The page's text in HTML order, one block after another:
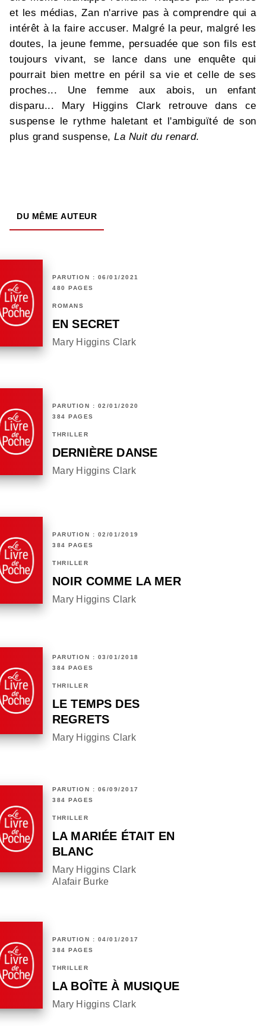
et les médias, Zan n'arrive pas à comprendre qui a
intérêt à la faire accuser. Malgré la peur, malgré les
doutes, la jeune femme, persuadée que son fils est
toujours vivant, se lance dans une enquête qui
pourrait bien mettre en péril sa vie et celle de ses
proches... Une femme aux abois, un enfant
disparu... Mary Higgins Clark retrouve dans ce
suspense le rythme haletant et l'ambiguïté de son
plus grand suspense,La Nuit du renard.
DU MÊME AUTEUR
PARUTION : 06/01/2021
480 PAGES
ROMANS
EN SECRET
Mary Higgins Clark
PARUTION : 02/01/2020
384 PAGES
THRILLER
DERNIÈRE DANSE
Mary Higgins Clark
PARUTION : 02/01/2019
384 PAGES
THRILLER
NOIR COMME LA MER
Mary Higgins Clark
PARUTION : 03/01/2018
384 PAGES
THRILLER
LE TEMPS DES
REGRETS
Mary Higgins Clark
PARUTION : 06/09/2017
384 PAGES
THRILLER
LA MARIÉE ÉTAIT EN
BLANC
Mary Higgins Clark
Alafair Burke
PARUTION : 04/01/2017
384 PAGES
THRILLER
LA BOÎTE À MUSIQUE
Mary Higgins Clark